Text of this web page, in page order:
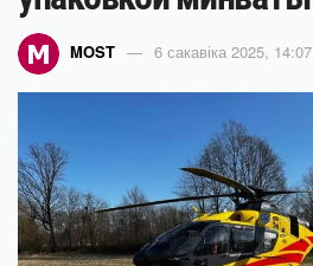
MOST 6 сакавіка 2025, 14:07